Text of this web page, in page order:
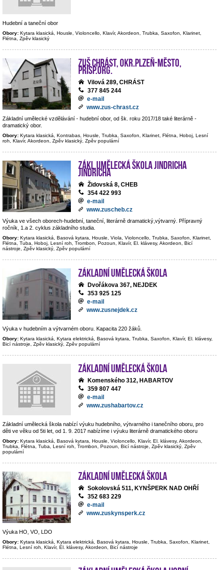
Hudební a taneční obor
Obory: Kytara klasická, Housle, Violoncello, Klavír, Akordeon, Trubka, Saxofon, Klarinet,
Flétna, Zpěv klasický
ZUŠ Chrást, okr.Plzeň-město,
přísp.org.
Vilová 289, CHRÁST
377 845 244
e-mail
www.zus-chrast.cz
Základní umělecké vzdělávání - hudební obor, od šk. roku 2017/18 také literárně -
dramatický obor.
Obory: Kytara klasická, Kontrabas, Housle, Trubka, Saxofon, Klarinet, Flétna, Hoboj, Lesní
roh, Klavír, Akordeon, Zpěv klasický, Zpěv populární
Zákl.umělecká škola Jindricha
Jindricha
Židovská 8, CHEB
354 422 993
e-mail
www.zuscheb.cz
Výuka ve všech oborech-hudební, taneční, literárně dramatický,výtvarný. Přípravný
ročník, 1.a 2. cyklus základního studia.
Obory: Kytara klasická, Basová kytara, Housle, Viola, Violoncello, Trubka, Saxofon, Klarinet,
Flétna, Tuba, Hoboj, Lesní roh, Trombon, Pozoun, Klavír, El. klávesy, Akordeon, Bicí
nástroje, Zpěv klasický, Zpěv populární
Základní umělecká škola
Dvořákova 367, NEJDEK
353 925 125
e-mail
www.zusnejdek.cz
Výuka v hudebním a výtvarném oboru. Kapacita 220 žáků.
Obory: Kytara klasická, Kytara elektrická, Basová kytara, Trubka, Saxofon, Klavír, El. klávesy,
Bicí nástroje, Zpěv klasický, Zpěv populární
Základní umělecká škola
Komenského 312, HABARTOV
359 807 447
e-mail
www.zushabartov.cz
Základní umělecká škola nabízí výuku hudebního, výtvarného i tanečního oboru, pro
děti ve věku od 5ti let, od 1. 9. 2017 nabízíme i výuku literárně dramatického oboru
Obory: Kytara klasická, Basová kytara, Housle, Violoncello, Klavír, El. klávesy, Akordeon,
Trubka, Flétna, Tuba, Lesní roh, Trombon, Pozoun, Bicí nástroje, Zpěv klasický, Zpěv
populární
Základní umělecká škola
Sokolovská 511, KYNŠPERK NAD OHŘÍ
352 683 229
e-mail
www.zuskynsperk.cz
Výuka HO, VO, LDO
Obory: Kytara klasická, Kytara elektrická, Basová kytara, Housle, Trubka, Saxofon, Klarinet,
Flétna, Lesní roh, Klavír, El. klávesy, Akordeon, Bicí nástroje